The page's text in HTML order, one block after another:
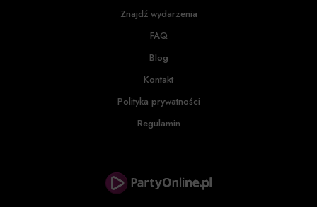
Znajdź wydarzenia
FAQ
Blog
Kontakt
Polityka prywatności
Regulamin